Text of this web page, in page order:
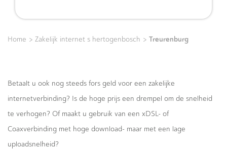
Home > Zakelijk internet s hertogenbosch > Treurenburg
Betaalt u ook nog steeds fors geld voor een zakelijke
internetverbinding? Is de hoge prijs een drempel om de snelheid
te verhogen? Of maakt u gebruik van een xDSL- of
Coaxverbinding met hoge download- maar met een lage
uploadsnelheid?